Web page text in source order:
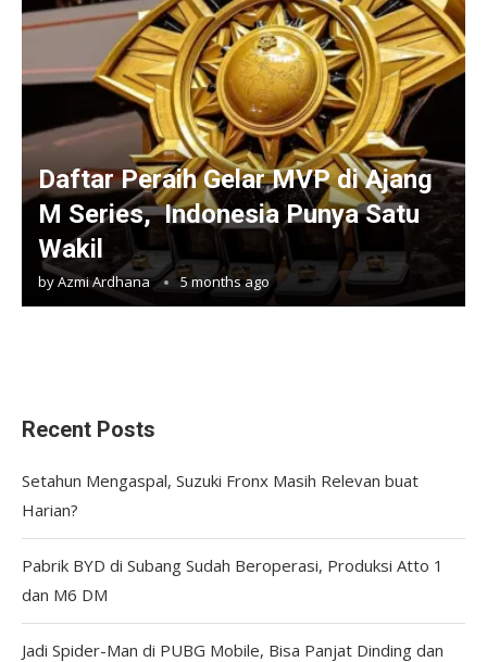
Daftar Peraih Gelar MVP di Ajang
M Series, Indonesia Punya Satu
Wakil
byAzmi Ardhana 5 months ago
Recent Posts
Setahun Mengaspal, Suzuki Fronx Masih Relevan buat
Harian?
Pabrik BYD di Subang Sudah Beroperasi, Produksi Atto 1
dan M6 DM
Jadi Spider-Man di PUBG Mobile, Bisa Panjat Dinding dan